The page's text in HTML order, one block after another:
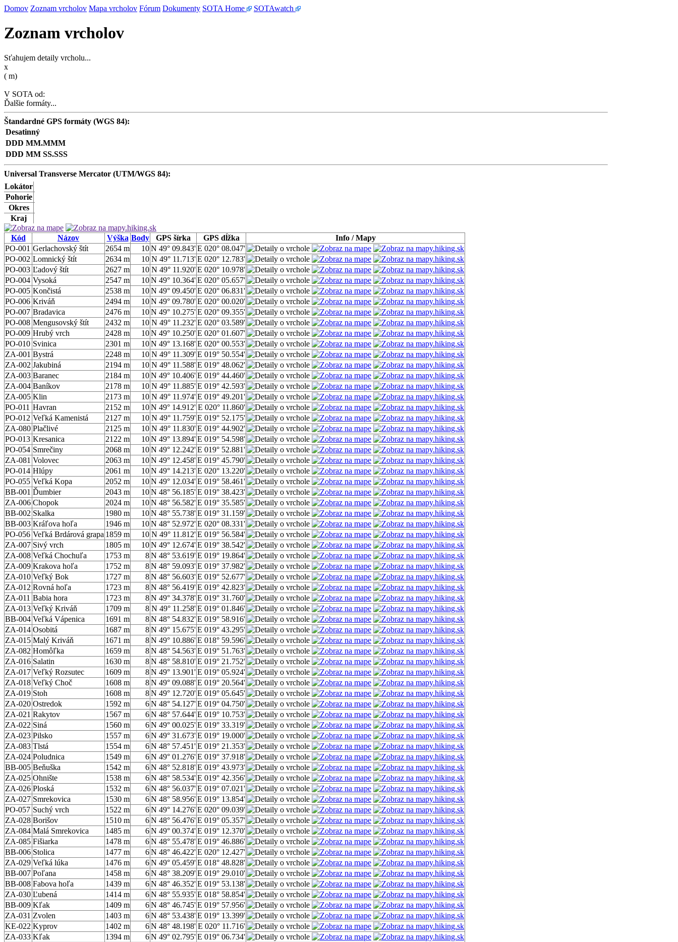
Domov Zoznam vrcholov Mapa vrcholov Fórum Dokumenty SOTA Home SOTAwatch
Zoznam vrcholov
Sťahujem detaily vrcholu...
x
( m)
V SOTA od:
Ďalšie formáty...
Štandardné GPS formáty (WGS 84):
Desatinný
DDD MM.MMM
DDD MM SS.SSS
Universal Transverse Mercator (UTM/WGS 84):
Lokátor
Pohorie
Okres
Kraj
Kód Názov Výška Body GPS šírka GPS dĺžka
Info / Mapy
PO-001 Gerlachovský štít 2654 m 10N 49° 09.843'E 020° 08.047'
PO-002 Lomnický štít 2634 m 10 N 49° 11.713'E 020° 12.783'
PO-003 Ľadový štít 2627 m 10 N 49° 11.920'E 020° 10.978'
PO-004 Vysoká 2547 m 10N 49° 10.364'E 020° 05.657'
PO-005 Končistá 2538 m 10N 49° 09.450'E 020° 06.831'
PO-006 Kriváň 2494 m 10N 49° 09.780'E 020° 00.020'
PO-007 Bradavica 2476 m 10N 49° 10.275'E 020° 09.355'
PO-008 Mengusovský štít 2432 m 10 N 49° 11.232'E 020° 03.589'
PO-009 Hrubý vrch 2428 m 10N 49° 10.250'E 020° 01.607'
PO-010 Svinica 2301 m 10N 49° 13.168'E 020° 00.553'
ZA-001 Bystrá 2248 m 10 N 49° 11.309'E 019° 50.554'
ZA-002 Jakubiná 2194 m 10 N 49° 11.588'E 019° 48.062'
ZA-003 Baranec 2184 m 10N 49° 10.406'E 019° 44.460'
ZA-004 Baníkov 2178 m 10 N 49° 11.885'E 019° 42.593'
ZA-005 Klin 2173 m 10 N 49° 11.974'E 019° 49.201'
PO-011 Havran 2152 m 10N 49° 14.912' E 020° 11.860'
PO-012 Veľká Kamenistá 2127 m 10 N 49° 11.759'E 019° 52.175'
ZA-080 Plačlivé 2125 m 10 N 49° 11.830'E 019° 44.902'
PO-013 Kresanica 2122 m 10N 49° 13.894'E 019° 54.598'
PO-054 Smrečiny 2068 m 10N 49° 12.242'E 019° 52.881'
ZA-081 Volovec 2063 m 10N 49° 12.458'E 019° 45.790'
PO-014 Hlúpy 2061 m 10N 49° 14.213'E 020° 13.220'
PO-055 Veľká Kopa 2052 m 10N 49° 12.034'E 019° 58.461'
BB-001 Ďumbier 2043 m 10N 48° 56.185'E 019° 38.423'
ZA-006 Chopok 2024 m 10N 48° 56.582'E 019° 35.585'
BB-002 Skalka 1980 m 10N 48° 55.738'E 019° 31.159'
BB-003 Kráľova hoľa 1946 m 10N 48° 52.972'E 020° 08.331'
PO-056 Veľká Brdárová grapa 1859 m 10 N 49° 11.812'E 019° 56.584'
ZA-007 Sivý vrch 1805 m 10N 49° 12.674'E 019° 38.542'
ZA-008 Veľká Chochuľa 1753 m 8N 48° 53.619'E 019° 19.864'
ZA-009 Krakova hoľa 1752 m 8N 48° 59.093'E 019° 37.982'
ZA-010 Veľký Bok 1727 m 8N 48° 56.603'E 019° 52.677'
ZA-012 Rovná hoľa 1723 m 8N 48° 56.419'E 019° 42.823'
ZA-011 Babia hora 1723 m 8N 49° 34.378'E 019° 31.760'
ZA-013 Veľký Kriváň 1709 m 8 N 49° 11.258'E 019° 01.846'
BB-004 Veľká Vápenica 1691 m 8N 48° 54.832'E 019° 58.916'
ZA-014 Osobitá 1687 m 8N 49° 15.675'E 019° 43.295'
ZA-015 Malý Kriváň 1671 m 8N 49° 10.886'E 018° 59.596'
ZA-082 Homôľka 1659 m 8N 48° 54.563'E 019° 51.763'
ZA-016 Salatin 1630 m 8N 48° 58.810'E 019° 21.752'
ZA-017 Veľký Rozsutec 1609 m 8N 49° 13.901'E 019° 05.924'
ZA-018 Veľký Choč 1608 m 8N 49° 09.088'E 019° 20.564'
ZA-019 Stoh 1608 m 8N 49° 12.720'E 019° 05.645'
ZA-020 Ostredok 1592 m 6N 48° 54.127'E 019° 04.750'
ZA-021 Rakytov 1567 m 6N 48° 57.644'E 019° 10.753'
ZA-022 Siná 1560 m 6N 49° 00.025'E 019° 33.319'
ZA-023 Pilsko 1557 m 6N 49° 31.673'E 019° 19.000'
ZA-083 Tlstá 1554 m 6N 48° 57.451'E 019° 21.353'
ZA-024 Poludnica 1549 m 6N 49° 01.276'E 019° 37.918'
BB-005 Beňuška 1542 m 6N 48° 52.818'E 019° 43.973'
ZA-025 Ohnište 1538 m 6N 48° 58.534'E 019° 42.356'
ZA-026 Ploská 1532 m 6N 48° 56.037'E 019° 07.021'
ZA-027 Smrekovica 1530 m 6N 48° 58.956'E 019° 13.854'
PO-057 Suchý vrch 1522 m 6N 49° 14.276'E 020° 09.039'
ZA-028 Borišov 1510 m 6N 48° 56.476'E 019° 05.357'
ZA-084 Malá Smrekovica 1485 m 6N 49° 00.374'E 019° 12.370'
ZA-085 Fišiarka 1478 m 6N 48° 55.478'E 019° 46.886'
BB-006 Stolica 1477 m 6N 48° 46.422'E 020° 12.427'
ZA-029 Veľká lúka 1476 m 6N 49° 05.459'E 018° 48.828'
BB-007 Poľana 1458 m 6N 48° 38.209'E 019° 29.010'
BB-008 Fabova hoľa 1439 m 6N 48° 46.352'E 019° 53.138'
ZA-030 Ľubená 1414 m 6N 48° 55.935'E 018° 58.854'
BB-009 Kľak 1409 m 6N 48° 46.745'E 019° 57.956'
ZA-031 Zvolen 1403 m 6N 48° 53.438'E 019° 13.399'
KE-022 Kyprov 1402 m 6N 48° 48.198' E 020° 11.716'
ZA-033 Kľak 1394 m 6N 49° 02.795'E 019° 06.734'